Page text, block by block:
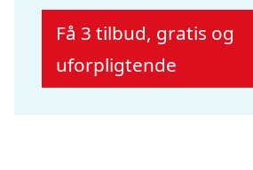
Få 3 tilbud, gratis og
uforpligtende